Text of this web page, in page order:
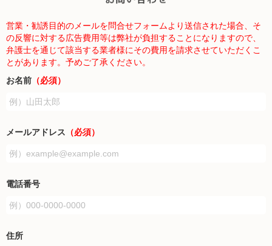
営業・勧誘目的のメールを問合せフォームより送信された場合、そ
の反響に対する広告費用等は弊社が負担することになりますので、
弁護士を通じて該当する業者様にその費用を請求させていただくこ
とがあります。予めご了承ください。
お名前 （必須）
メールアドレス （必須）
電話番号
住所